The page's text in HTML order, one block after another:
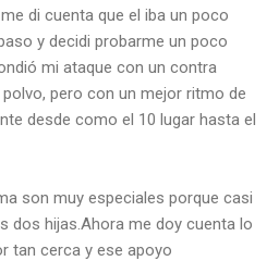
di cuenta que el iba un poco
y decidi probarme un poco
mi ataque con un contra
pero con un mejor ritmo de
desde como el 10 lugar hasta el
son muy especiales porque casi
dos hijas.Ahora me doy cuenta lo
tan cerca y ese apoyo